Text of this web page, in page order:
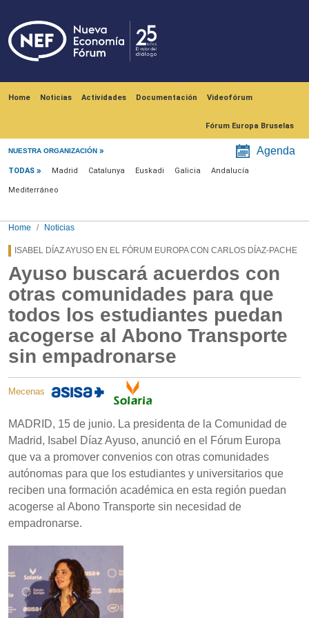
Home Noticias Actividades Documentación Videofórum
Fórum Europa Bruselas
NUESTRA ORGANIZACIÓN Agenda
Menú noticias
TODAS Madrid Catalunya Euskadi Galicia Andalucía
Mediterráneo
Home Noticias
ISABEL DÍAZ AYUSO EN EL FÓRUM EUROPA CON CARLOS DÍAZ-PACHE
Ayuso buscará acuerdos con
otras comunidades para que
todos los estudiantes puedan
acogerse al Abono Transporte
sin empadronarse
Mecenas
MADRID, 15 de junio. La presidenta de la Comunidad de
Madrid, Isabel Díaz Ayuso, anunció en el Fórum Europa
que va a promover convenios con otras comunidades
autónomas para que los estudiantes y universitarios que
reciben una formación académica en esta región puedan
acogerse al Abono Transporte sin necesidad de
empadronarse.